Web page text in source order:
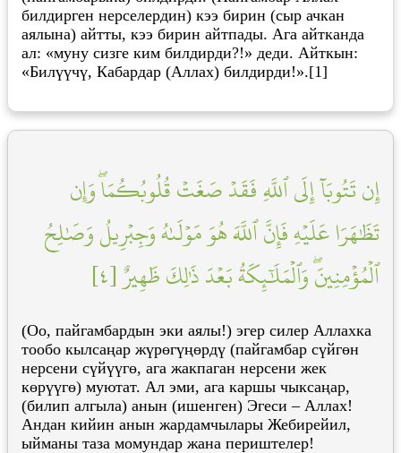
билдирген нерселердин) кээ бирин (сыр ачкан
аялына) айтты, кээ бирин айтпады. Ага айтканда
ал: «муну сизге ким билдирди?!» деди. Айткын:
«Билүүчү, Кабардар (Аллах) билдирди!».[1]
إِن تَتُوبَآ إِلَى ٱللَّهِ فَقَدۡ صَغَتۡ قُلُوبُكُمَاۖ وَإِن
تَظَٰهَرَا عَلَيۡهِ فَإِنَّ ٱللَّهَ هُوَ مَوۡلَىٰهُ وَجِبۡرِيلُ وَصَٰلِحُ
ٱلۡمُؤۡمِنِينَۖ وَٱلۡمَلَٰٓئِكَةُ بَعۡدَ ذَٰلِكَ ظَهِيرٌ [٤]
(Оо, пайгамбардын эки аялы!) эгер силер Аллахка
тообо кылсаңар жүрөгүңөрдү (пайгамбар сүйгөн
нерсени сүйүүгө, ага жакпаган нерсени жек
көрүүгө) муютат. Ал эми, ага каршы чыксаңар,
(билип алгыла) анын (ишенген) Эгеси – Аллах!
Андан кийин анын жардамчылары Жебирейил,
ыйманы таза момундар жана периштелер!